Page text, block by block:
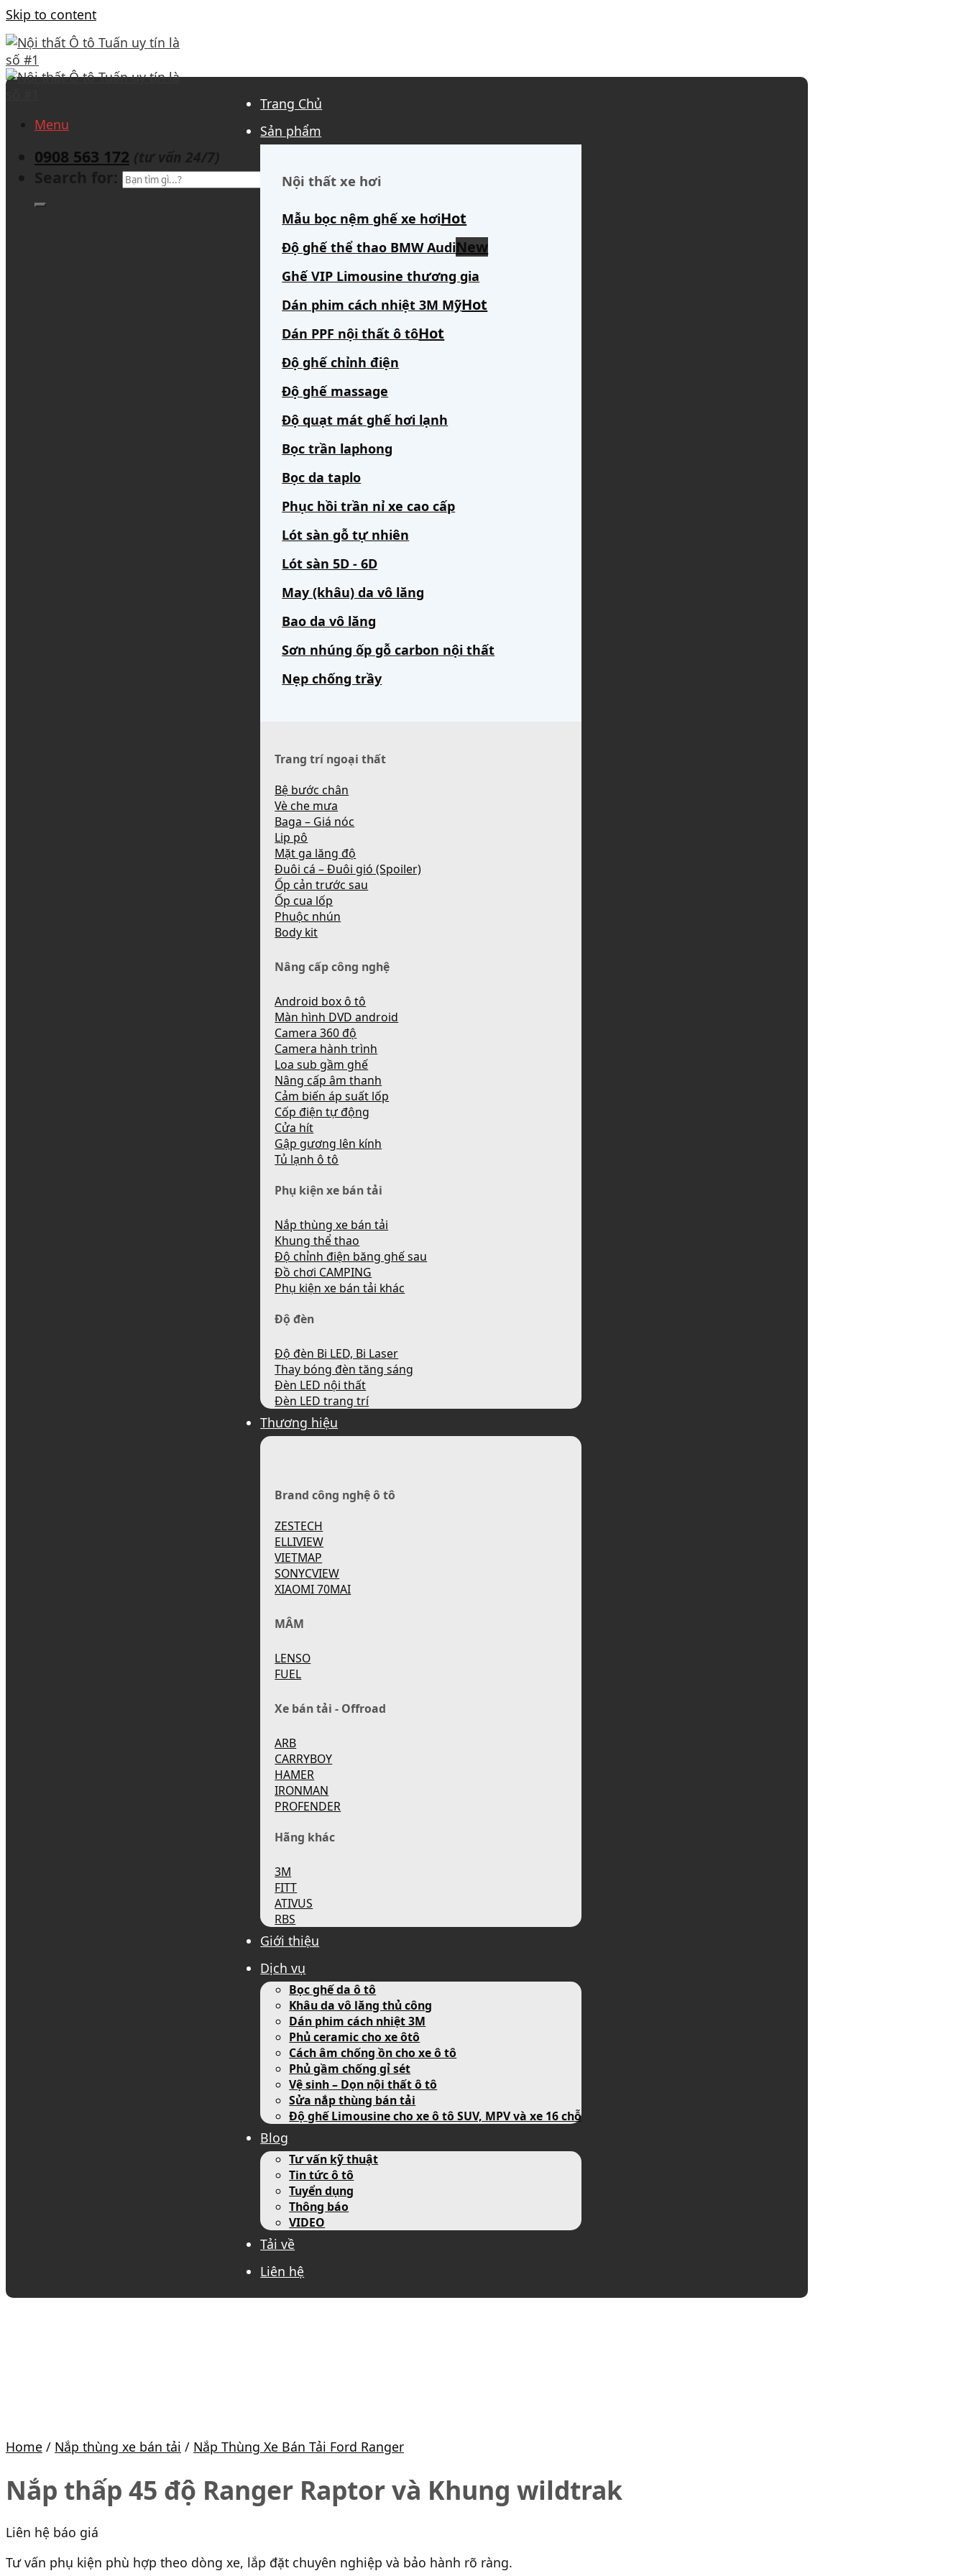
Skip to content
Menu
0908 563 172 (tư vấn 24/7)
Search for:
Trang Chủ
Sản phẩm
Nội thất xe hơi
Mẫu bọc nệm ghế xe hơi
Độ ghế thể thao BMW Audi
Ghế VIP Limousine thương gia
Dán phim cách nhiệt 3M Mỹ
Dán PPF nội thất ô tô
Độ ghế chỉnh điện
Độ ghế massage
Độ quạt mát ghế hơi lạnh
Bọc trần laphong
Bọc da taplo
Phục hồi trần nỉ xe cao cấp
Lót sàn gỗ tự nhiên
Lót sàn 5D - 6D
May (khâu) da vô lăng
Bao da vô lăng
Sơn nhúng ốp gỗ carbon nội thất
Nẹp chống trầy
Trang trí ngoại thất
Bệ bước chân
Vè che mưa
Baga – Giá nóc
Lip pô
Mặt ga lăng độ
Đuôi cá – Đuôi gió (Spoiler)
Ốp cản trước sau
Ốp cua lốp
Phuộc nhún
Body kit
Nâng cấp công nghệ
Android box ô tô
Màn hình DVD android
Camera 360 độ
Camera hành trình
Loa sub gầm ghế
Nâng cấp âm thanh
Cảm biến áp suất lốp
Cốp điện tự động
Cửa hít
Gập gương lên kính
Tủ lạnh ô tô
Phụ kiện xe bán tải
Nắp thùng xe bán tải
Khung thể thao
Độ chỉnh điện băng ghế sau
Đồ chơi CAMPING
Phụ kiện xe bán tải khác
Độ đèn
Độ đèn Bi LED, Bi Laser
Thay bóng đèn tăng sáng
Đèn LED nội thất
Đèn LED trang trí
Thương hiệu
Brand công nghệ ô tô
ZESTECH
ELLIVIEW
VIETMAP
SONYCVIEW
XIAOMI 70MAI
MÂM
LENSO
FUEL
Xe bán tải - Offroad
ARB
CARRYBOY
HAMER
IRONMAN
PROFENDER
Hãng khác
3M
FITT
ATIVUS
RBS
Giới thiệu
Dịch vụ
Bọc ghế da ô tô
Khâu da vô lăng thủ công
Dán phim cách nhiệt 3M
Phủ ceramic cho xe ôtô
Cách âm chống ồn cho xe ô tô
Phủ gầm chống gỉ sét
Vệ sinh – Dọn nội thất ô tô
Sửa nắp thùng bán tải
Độ ghế Limousine cho xe ô tô SUV, MPV và xe 16 chỗ
Blog
Tư vấn kỹ thuật
Tin tức ô tô
Tuyển dụng
Thông báo
VIDEO
Tải về
Liên hệ
Home / Nắp thùng xe bán tải / Nắp Thùng Xe Bán Tải Ford Ranger
Nắp thấp 45 độ Ranger Raptor và Khung wildtrak
Liên hệ báo giá
Tư vấn phụ kiện phù hợp theo dòng xe, lắp đặt chuyên nghiệp và bảo hành rõ ràng.